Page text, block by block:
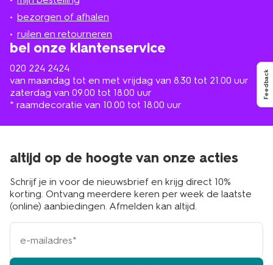
bezorgen of afhalen
ruilen en retourneren
bel onze klantenservice
020 224 2424
van maandag tot en met vrijdag van 8.30 tot 21.00 uur
zaterdag van 09.00 tot 18.00 uur
* raamdecoratie van 10.00 tot 18.00 uur
in
de
buurt
altijd op de hoogte van onze acties
Schrijf je in voor de nieuwsbrief en krijg direct 10%
korting. Ontvang meerdere keren per week de laatste
(online) aanbiedingen. Afmelden kan altijd.
e-
mailadres
Feedback